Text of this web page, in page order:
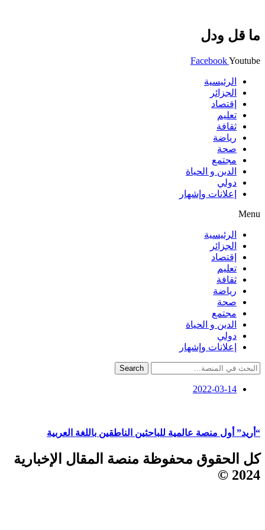
ما قل ودل
FacebookYoutube
الرئيسية
الجزائر
إقتصاد
تعليم
ثقافة
رياضة
صحة
مجتمع
الدين و الحياة
دولي
إعلانات وإشهار
Menu
الرئيسية
الجزائر
إقتصاد
تعليم
ثقافة
رياضة
صحة
مجتمع
الدين و الحياة
دولي
إعلانات وإشهار
Search
2022-03-14
“أريد” أول منصة عالمية للباحثين الناطقين باللغة العربية
كل الحقوق محفوظة منصة المقال الإخبارية
2024 ©